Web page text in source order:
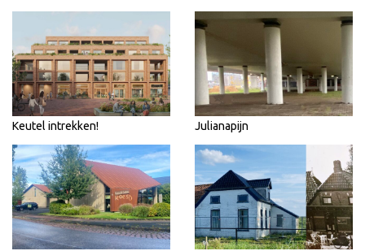
Keutel intrekken! Julianapijn